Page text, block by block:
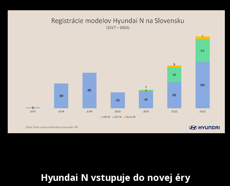
Hyundai N vstupuje do novej éry